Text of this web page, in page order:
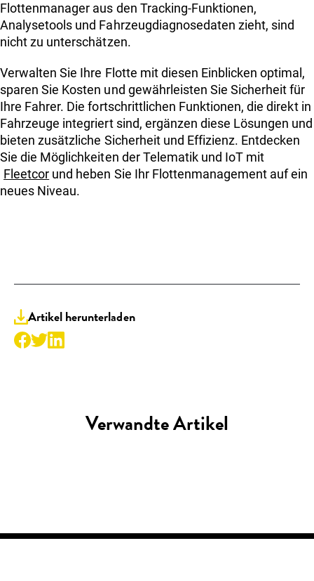
Flottenmanager aus den Tracking-Funktionen,
Analysetools und Fahrzeugdiagnosedaten zieht, sind
nicht zu unterschätzen.
Verwalten Sie Ihre Flotte mit diesen Einblicken optimal,
sparen Sie Kosten und gewährleisten Sie Sicherheit für
Ihre Fahrer. Die fortschrittlichen Funktionen, die direkt in
Fahrzeuge integriert sind, ergänzen diese Lösungen und
bieten zusätzliche Sicherheit und Effizienz. Entdecken
Sie die Möglichkeiten der Telematik und IoT mit
Fleetcor und heben Sie Ihr Flottenmanagement auf ein
neues Niveau.
Artikel herunterladen
Verwandte Artikel